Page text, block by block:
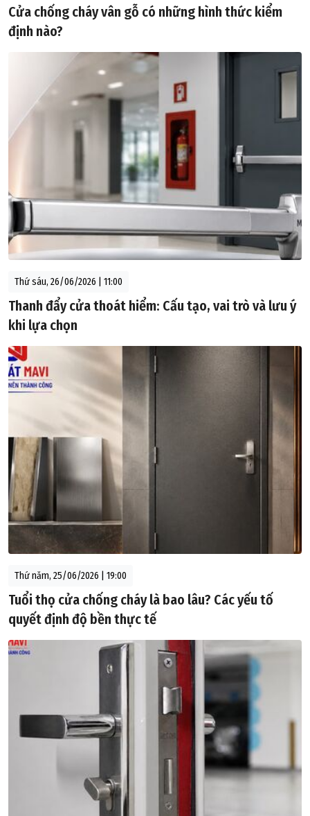
Cửa chống cháy vân gỗ có những hình thức kiểm
định nào?
Thứ sáu, 26/06/2026 | 11:00
Thanh đẩy cửa thoát hiểm: Cấu tạo, vai trò và lưu ý
khi lựa chọn
Thứ năm, 25/06/2026 | 19:00
Tuổi thọ cửa chống cháy là bao lâu? Các yếu tố
quyết định độ bền thực tế